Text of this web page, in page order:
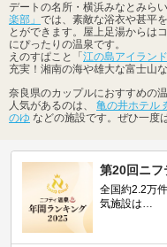
デートの名所・横浜みなとみら
楽部」 では、素敵な浴衣や甚平
とができます。屋上足湯からは
にぴったりの温泉です。
えのすぱこと「 江の島アイラン
充実！湘南の海や雄大な富士山
奈良県のカップルにおすすめの
人気があるのは、 亀の井ホテル
のゆ などの施設です。ぜひ一度
第20回ニフ
全国約2.2万
気施設は…